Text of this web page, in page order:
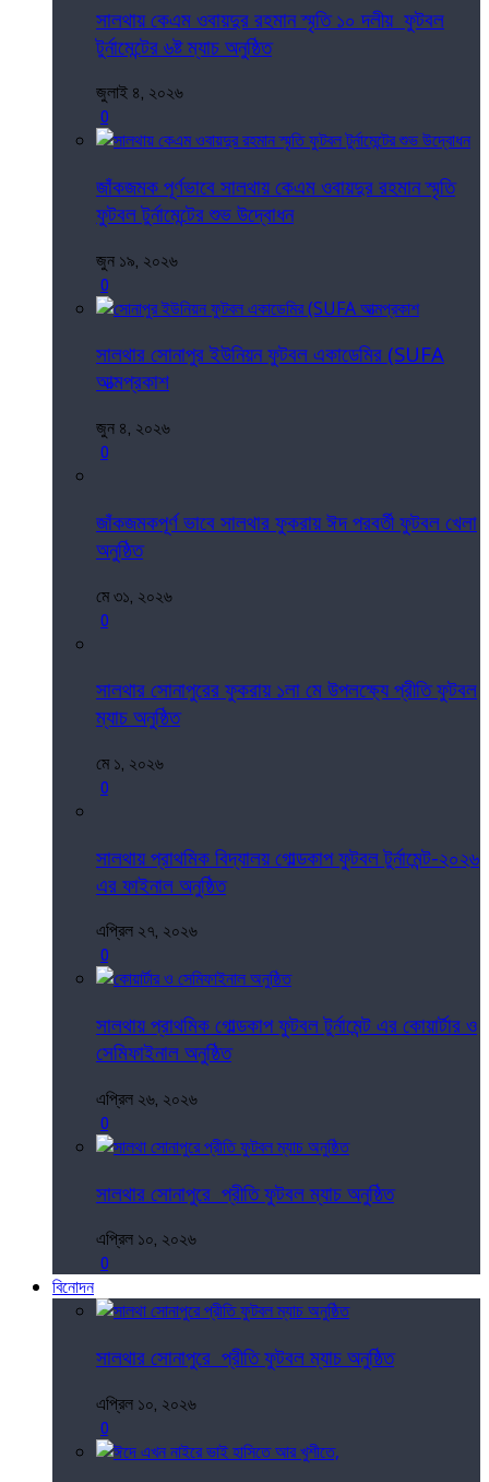
সালথায় কেএম ওবায়দুর রহমান স্মৃতি ১০ দলীয় ফুটবল
টুর্নামেন্টের ৬ষ্ট ম্যাচ অনুষ্ঠিত
জুলাই ৪, ২০২৬
0
জাঁকজমক পূর্ণভাবে সালথায় কেএম ওবায়দুর রহমান স্মৃতি
ফুটবল টুর্নামেন্টের শুভ উদ্বোধন
জুন ১৯, ২০২৬
0
সালথার সোনাপুর ইউনিয়ন ফুটবল একাডেমির (SUFA
আত্মপ্রকাশ
জুন ৪, ২০২৬
0
জাঁকজমকপূর্ণ ভাবে সালথার ফুকরায় ঈদ পরবর্তী ফুটবল খেলা
অনুষ্ঠিত
মে ৩১, ২০২৬
0
সালথার সোনাপুরের ফুকরায় ১লা মে উপলক্ষ্যে প্রীতি ফুটবল
ম্যাচ অনুষ্ঠিত
মে ১, ২০২৬
0
সালথায় প্রাথমিক বিদ্যালয় গোল্ডকাপ ফুটবল টুর্নামেন্ট-২০২৬
এর ফাইনাল অনুষ্ঠিত
এপ্রিল ২৭, ২০২৬
0
সালথায় প্রাথমিক গোল্ডকাপ ফুটবল টুর্নামেন্ট এর কোয়ার্টার ও
সেমিফাইনাল অনুষ্ঠিত
এপ্রিল ২৬, ২০২৬
0
সালথার সোনাপুরে প্রীতি ফুটবল ম্যাচ অনুষ্ঠিত
এপ্রিল ১০, ২০২৬
0
বিনোদন
সালথার সোনাপুরে প্রীতি ফুটবল ম্যাচ অনুষ্ঠিত
এপ্রিল ১০, ২০২৬
0